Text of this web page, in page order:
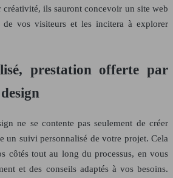
ils sauront concevoir un site web
de vos visiteurs et les incitera à explorer
prestation offerte par
ne se contente pas seulement de créer
un suivi personnalisé de votre projet. Cela
côtés tout au long du processus, en vous
et des conseils adaptés à vos besoins.